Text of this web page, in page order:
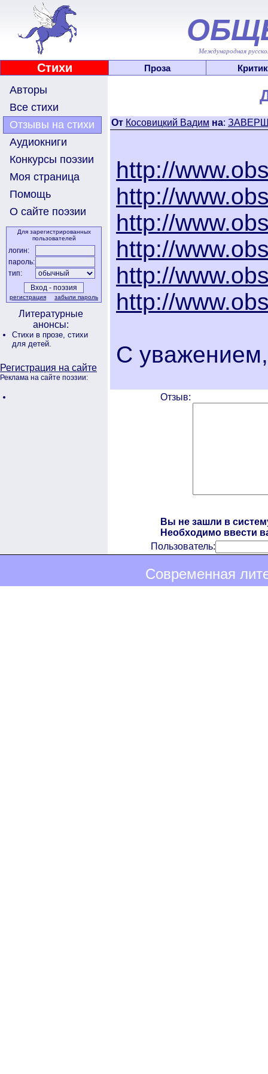
Международная
Стихи Проза
Авторы
Все стихи
Отзывы на стихи
Аудиокниги
Конкурсы поэзии
Моя страница
Помощь
О сайте поэзии
Для зарегистрированных
пользователей
логин:
пароль:
тип:
регистрация забыли пароль
Литературные
анонсы:
Стихи в прозе, стихи
для детей.
Регистрация на сайте
Реклама на сайте поэзии:
От Косовицкий Вадим на:
http://
http://
http://
http://
http://
http://
С уважением,
Отзыв:
Вы не зашли в
Необходимо ввести
Пользователь:
Современная